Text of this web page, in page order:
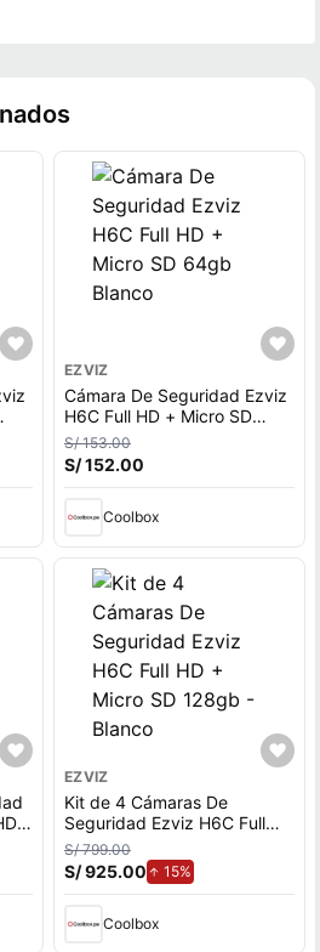
EZVIZ
Cámara De Seguridad Ezviz
H6C Full HD + Micro SD
64gb Blanco
S/ 153.00
S/ 152.00
Coolbox
EZVIZ
Kit de 4 Cámaras De
Seguridad Ezviz H6C Full
HD + Micro SD 128gb -
Blanco
S/ 799.00
S/ 925.00 15%de aumento.
Coolbox